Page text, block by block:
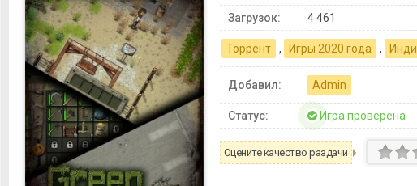
Загрузок:
4 461
Торрент , Игры 2020 года , Инди
Добавил: Admin
Статус: Игра проверена
Оцените качество раздачи